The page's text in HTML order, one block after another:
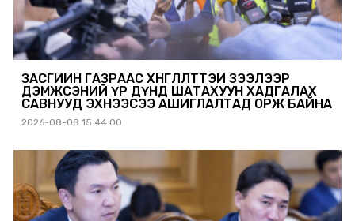
ЗАСГИЙН ГАЗРААС ХӨНГӨЛӨЛТТЭЙ ЗЭЭЛЭЭР
ДЭМЖСЭНИЙ ҮР ДҮНД ШАТАХУУН ХАДГАЛАХ
САВНУУД ЭХНЭЭСЭЭ АШИГЛАЛТАД ОРЖ БАЙНА
2026-08-08 15:44:00